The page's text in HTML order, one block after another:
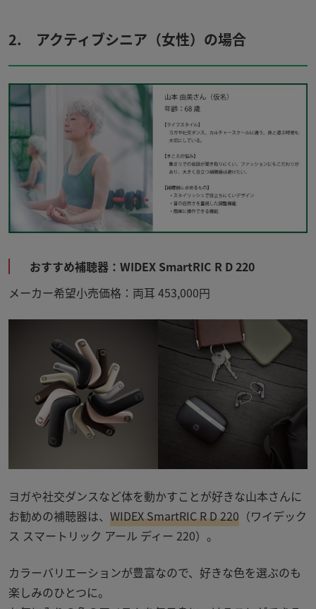
2. アクティブシニア（女性）の場合
おすすめ補聴器：WIDEX SmartRIC R D 220
メーカー希望小売価格：両耳 453,000円
ヨガや社交ダンスなど体を動かすことが好きな山本さんに
お勧めの補聴器は、 WIDEX SmartRIC R D 220 （ワイデック
ス スマートリック アール ディー 220） 。
カラーバリエーションが豊富なので、好きな色を選ぶのも
楽しみのひとつに。